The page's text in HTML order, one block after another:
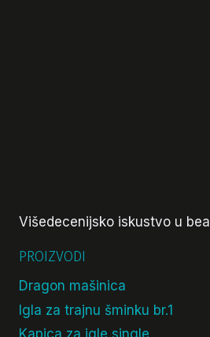
Višedecenijsko iskustvo u
PROIZVODI
Dragon mašinica
Igla za trajnu šminku br.1
Kapica za igle single